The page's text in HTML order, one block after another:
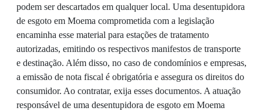
podem ser descartados em qualquer local. Uma desentupidora
de esgoto em Moema comprometida com a legislação
encaminha esse material para estações de tratamento
autorizadas, emitindo os respectivos manifestos de transporte
e destinação. Além disso, no caso de condomínios e empresas,
a emissão de nota fiscal é obrigatória e assegura os direitos do
consumidor. Ao contratar, exija esses documentos. A atuação
responsável de uma desentupidora de esgoto em Moema